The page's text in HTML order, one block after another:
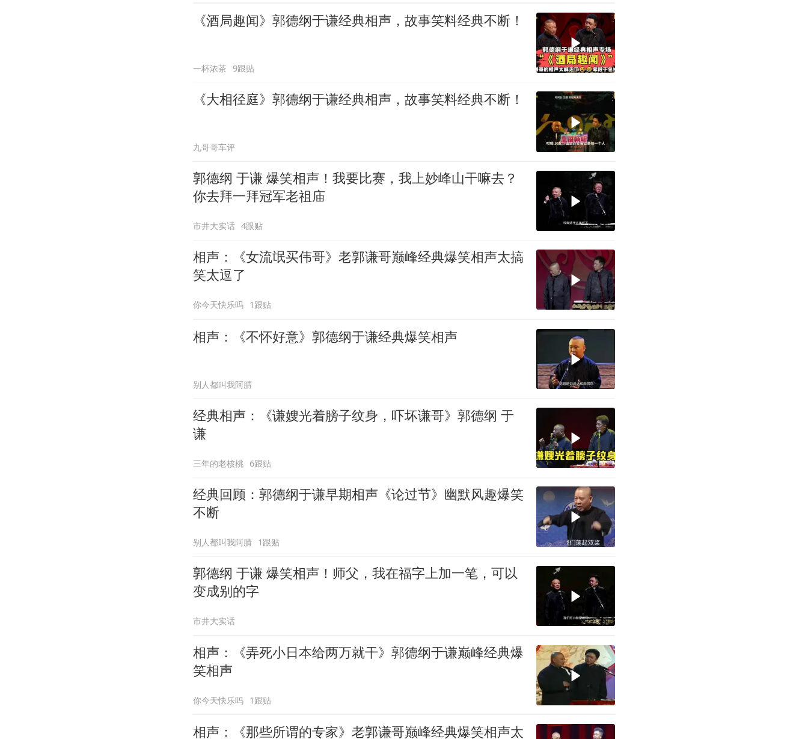
《酒局趣闻》郭德纲于谦经典相声，故事笑料经典不断！
一杯浓茶 9跟贴
《大相径庭》郭德纲于谦经典相声，故事笑料经典不断！
九哥哥车评
郭德纲 于谦 爆笑相声！我要比赛，我上妙峰山干嘛去？
你去拜一拜冠军老祖庙
市井大实话 4跟贴
相声：《女流氓买伟哥》老郭谦哥巅峰经典爆笑相声太搞
笑太逗了
你今天快乐吗 1跟贴
相声：《不怀好意》郭德纲于谦经典爆笑相声
别人都叫我阿腈
经典相声：《谦嫂光着膀子纹身，吓坏谦哥》郭德纲 于
谦
三年的老核桃 6跟贴
经典回顾：郭德纲于谦早期相声《论过节》幽默风趣爆笑
不断
别人都叫我阿腈 1跟贴
郭德纲 于谦 爆笑相声！师父，我在福字上加一笔，可以
变成别的字
市井大实话
相声：《弄死小日本给两万就干》郭德纲于谦巅峰经典爆
笑相声
你今天快乐吗 1跟贴
相声：《那些所谓的专家》老郭谦哥巅峰经典爆笑相声太